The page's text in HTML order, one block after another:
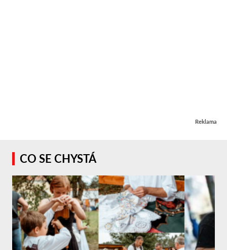
Reklama
CO SE CHYSTÁ